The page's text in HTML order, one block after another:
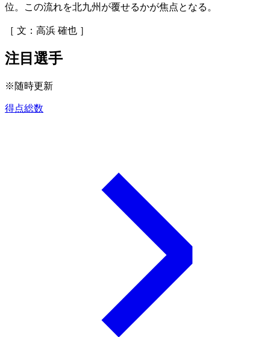
位。この流れを北九州が覆せるかが焦点となる。
［ 文：高浜 確也 ］
注目選手
※随時更新
得点総数